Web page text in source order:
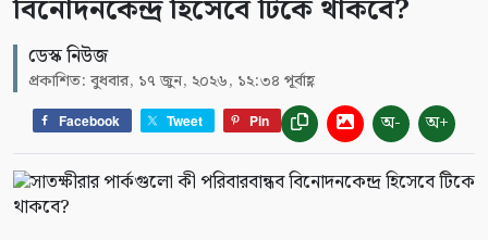
বিনোদনকেন্দ্র হিসেবে টিকে থাকবে?
ডেস্ক নিউজ
প্রকাশিত: বুধবার, ১৭ জুন, ২০২৬, ১২:৩৪ পূর্বাহ্ণ
Facebook Tweet Pin অ- অ+